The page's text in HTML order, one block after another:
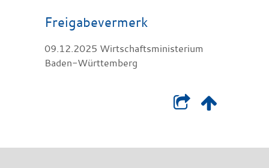
Freigabevermerk
09.12.2025 Wirtschaftsministerium
Baden-Württemberg